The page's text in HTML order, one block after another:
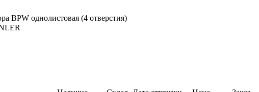
BPW однолистовая (4 отверстия)